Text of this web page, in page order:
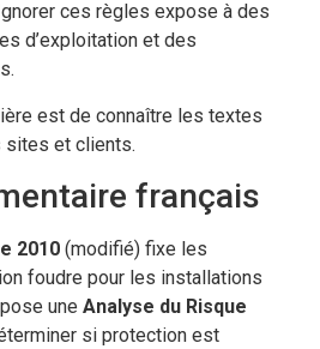
ces règles expose à des
d’exploitation et des
est de connaître les textes
sites et clients.
français
2010 (modifié) fixe les
foudre pour les installations
une Analyse du Risque
si protection est